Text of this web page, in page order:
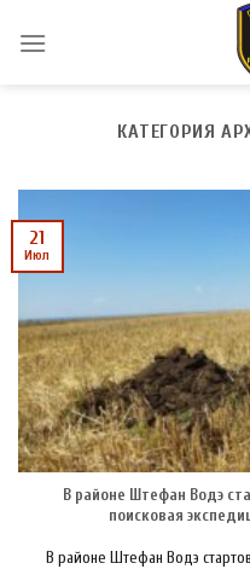
КАТЕГОРИЯ
В районе Штефан Водэ
поисковая
В районе Штефан Водэ
21
Июл